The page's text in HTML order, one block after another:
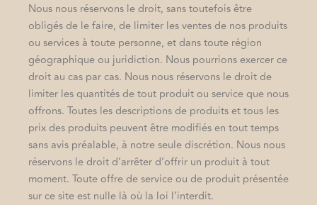
Nous nous réservons le droit, sans toutefois être
obligés de le faire, de limiter les ventes de nos produits
ou services à toute personne, et dans toute région
géographique ou juridiction. Nous pourrions exercer ce
droit au cas par cas. Nous nous réservons le droit de
limiter les quantités de tout produit ou service que nous
offrons. Toutes les descriptions de produits et tous les
prix des produits peuvent être modifiés en tout temps
sans avis préalable, à notre seule discrétion. Nous nous
réservons le droit d’arrêter d’offrir un produit à tout
moment. Toute offre de service ou de produit présentée
sur ce site est nulle là où la loi l’interdit.